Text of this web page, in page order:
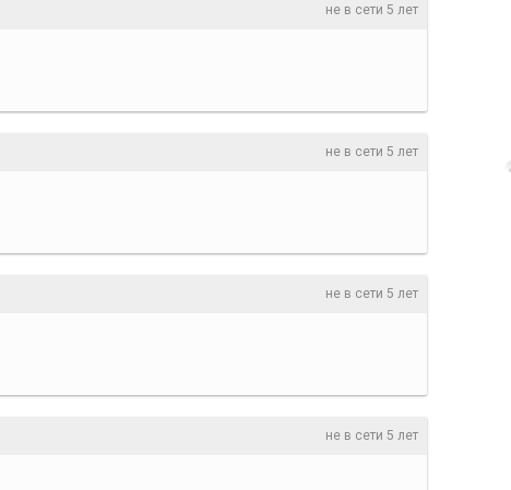
не в сети 5 лет
не в сети 5 лет
не в сети 5 лет
не в сети 5 лет